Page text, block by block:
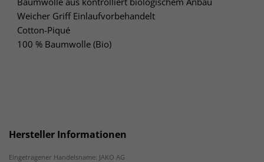
Weicher Griff Einlaufvorbehandelt
Cotton-Piqué
100 % Baumwolle (Bio)
Hersteller Informationen
Eingetragener Handelsname: JAKO AG